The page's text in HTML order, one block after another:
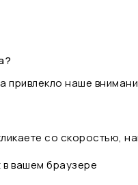
привлекло наше
со скоростью,
вашем браузере